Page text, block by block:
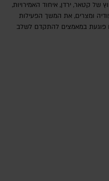
של קטאר, ירדן, איחוד האמירויות,
ומצרים, את המשך הפעילות
פוגעת במאמצים להתקדם לשלב